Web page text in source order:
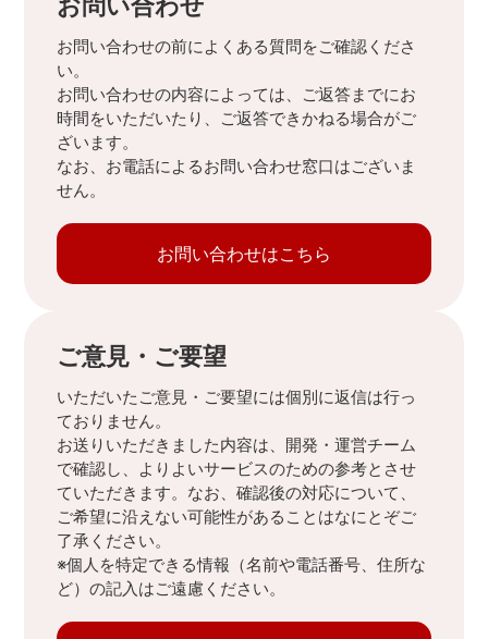
お問い合わせの前によくある質問をご確認くださ
い。
お問い合わせの内容によっては、ご返答までにお
時間をいただいたり、ご返答できかねる場合がご
ざいます。
なお、お電話によるお問い合わせ窓口はございま
せん。
お問い合わせはこちら
ご意見・ご要望
いただいたご意見・ご要望には個別に返信は行っ
ておりません。
お送りいただきました内容は、開発・運営チーム
で確認し、よりよいサービスのための参考とさせ
ていただきます。なお、確認後の対応について、
ご希望に沿えない可能性があることはなにとぞご
了承ください。
※個人を特定できる情報（名前や電話番号、住所な
ど）の記入はご遠慮ください。